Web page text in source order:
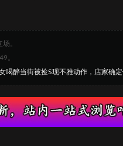
。
。
喝醉当街被捡S现不雅动作，店家确